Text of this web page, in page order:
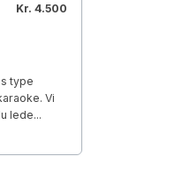
Kr. 4.500
type
Vi
lede...